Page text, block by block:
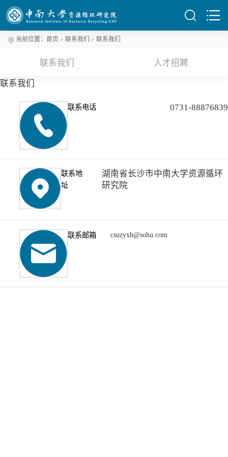
当前位置：首页 联系我们 联系我们
联系我们 人才招聘
联系我们
联系电话 0731-88876839
联系地
址
湖南省长沙市中南大学资源循环
研究院
联系邮箱 csuzyxh@sohu.com